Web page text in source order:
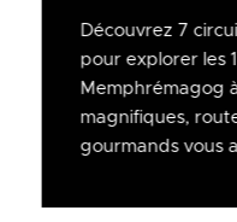
Découvrez 7
pour explorer les
Memphrémagog
magnifiques,
gourmands vous